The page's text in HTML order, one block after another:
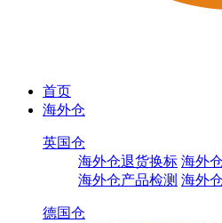
首页
海外仓
英国仓
海外仓退货换标 海外
海外仓产品检测 海外
德国仓